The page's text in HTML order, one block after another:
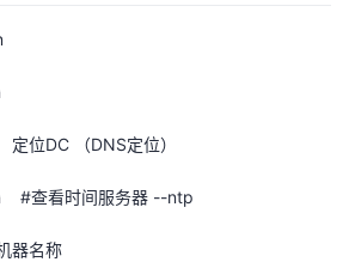
位DC （DNS定位）
#查看时间服务器 --ntp
器名称